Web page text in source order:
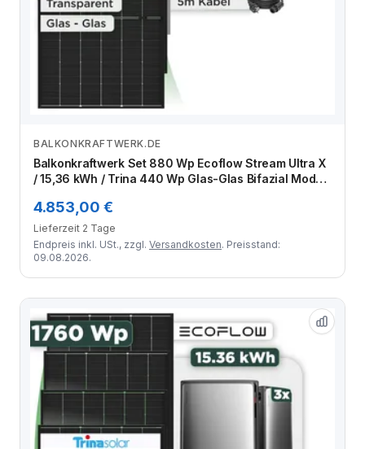
Zum Angebot
BALKONKRAFTWERK.DE
Balkonkraftwerk Set 880 Wp Ecoflow Stream Ultra X
/ 15,36 kWh / Trina 440 Wp Glas-Glas Bifazial Modul
4.853,00 €
Lieferzeit 2 Tage
Endpreis inkl. USt., zzgl. Versandkosten. Preisstand:
09.08.2026.